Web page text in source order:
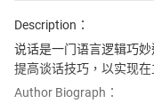
Description：
说话是一门语言逻辑巧
提高谈话技巧，以实现
Author Biograph：